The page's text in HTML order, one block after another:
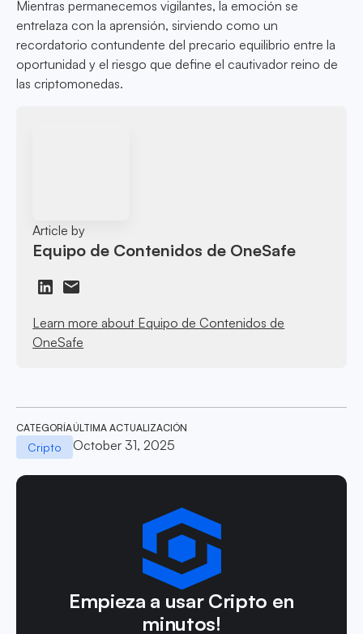
Mientras permanecemos vigilantes, la emoción se
entrelaza con la aprensión, sirviendo como un
recordatorio contundente del precario equilibrio entre la
oportunidad y el riesgo que define el cautivador reino de
las criptomonedas.
Article by
Equipo de Contenidos de OneSafe
Learn more about Equipo de Contenidos de
OneSafe
CATEGORÍA
Cripto
ÚLTIMA ACTUALIZACIÓN
October 31, 2025
Empieza a usar Cripto en
minutos!